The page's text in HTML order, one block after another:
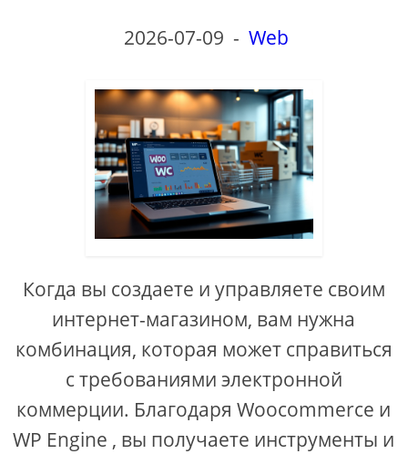
2026-07-09 - Web
Когда вы создаете и управляете своим
интернет-магазином, вам нужна
комбинация, которая может справиться
с требованиями электронной
коммерции. Благодаря Woocommerce и
WP Engine , вы получаете инструменты и